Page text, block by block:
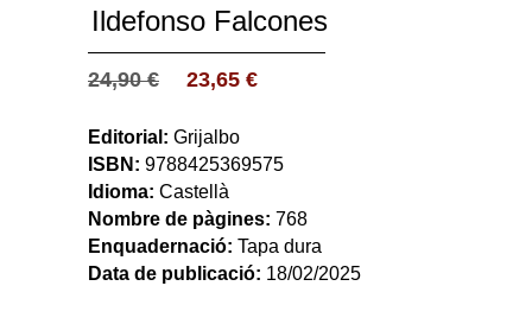
Ildefonso Falcones
24,90€ 23,65 €
Editorial: Grijalbo
ISBN: 9788425369575
Idioma: Castellà
Nombre de pàgines: 768
Enquadernació: Tapa dura
Data de publicació: 18/02/2025